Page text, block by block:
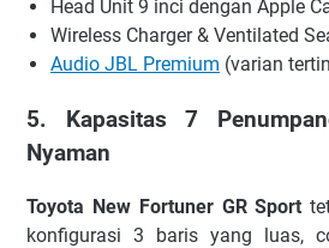
Head Unit 9 inci dengan Apple
Wireless Charger & Ventilated
Audio JBL Premium (varian
5. Kapasitas 7
Nyaman
Toyota New FortunerGR Sport
konfigurasi 3 baris yang luas,